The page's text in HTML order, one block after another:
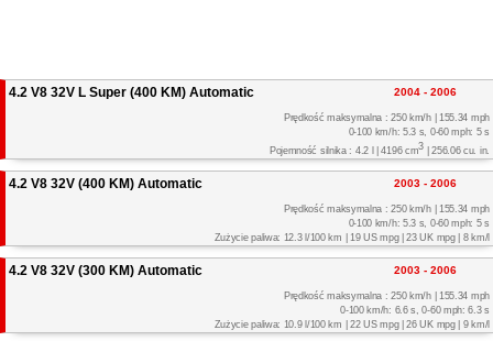
4.2 V8 32V L Super (400 KM) Automatic 2004 - 2006
Prędkość maksymalna : 250 km/h | 155.34 mph
0-100 km/h: 5.3 s, 0-60 mph: 5 s
Pojemność silnika : 4.2 l | 4196 cm3 | 256.06 cu. in.
4.2 V8 32V (400 KM) Automatic 2003 - 2006
Prędkość maksymalna : 250 km/h | 155.34 mph
0-100 km/h: 5.3 s, 0-60 mph: 5 s
Zużycie paliwa: 12.3 l/100 km | 19 US mpg | 23 UK mpg | 8 km/l
4.2 V8 32V (300 KM) Automatic 2003 - 2006
Prędkość maksymalna : 250 km/h | 155.34 mph
0-100 km/h: 6.6 s, 0-60 mph: 6.3 s
Zużycie paliwa: 10.9 l/100 km | 22 US mpg | 26 UK mpg | 9 km/l